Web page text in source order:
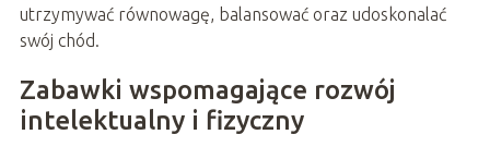
utrzymywać równowagę, balansować oraz udoskonalać
swój chód.
Zabawki wspomagające rozwój
intelektualny i fizyczny